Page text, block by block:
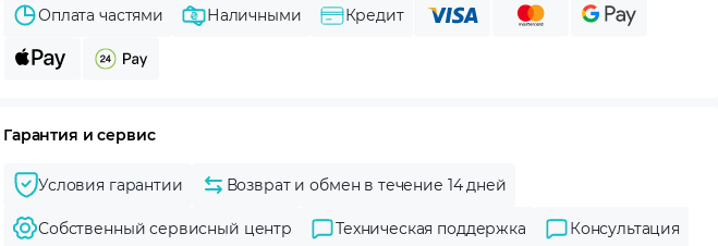
Оплата частями Наличными Кредит
Гарантия и сервис
Условия гарантии Возврат и обмен в течение 14 дней
Собственный сервисный центр Техническая поддержка Консультация